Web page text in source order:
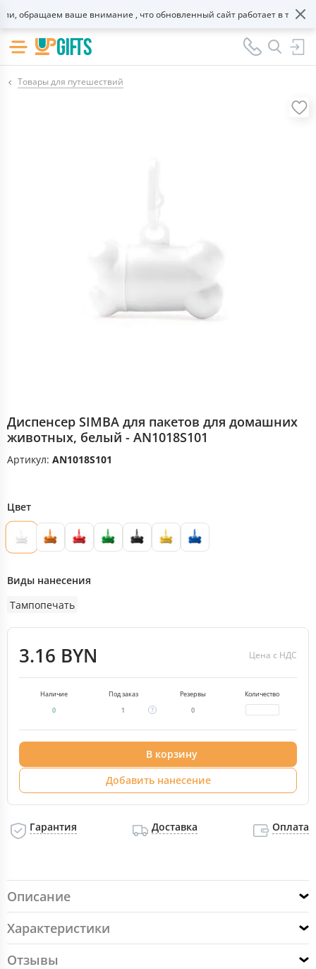
обращаем ваше внимание , что обновленный сайт работает в тестовом
Товары для путешествий
Диспенсер SIMBA для пакетов для домашних
животных, белый - AN1018S101
Артикул: AN1018S101
Цвет
Виды нанесения
Тампопечать
3.16 BYN Цена с НДС
Наличие Под заказ Резервы
Количество
0
1 0
В корзину
Добавить нанесение
Гарантия Доставка Оплата
Описание
Характеристики
Отзывы